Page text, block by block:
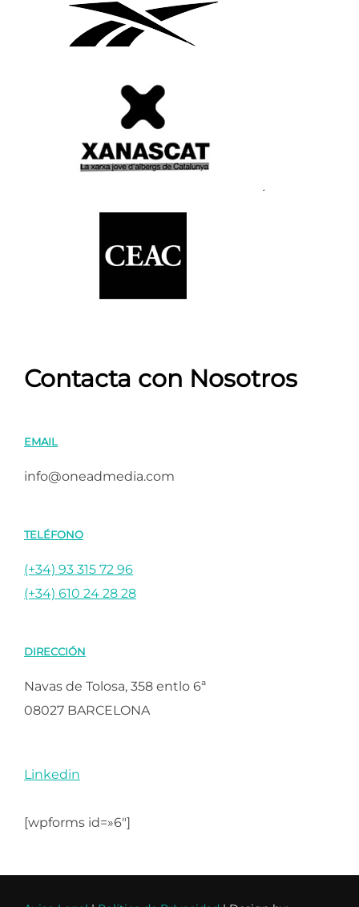
Contacta con Nosotros
EMAIL
info@oneadmedia.com
TELÉFONO
(+34) 93 315 72 96
(+34) 610 24 28 28
DIRECCIÓN
Navas de Tolosa, 358 entlo 6ª
08027 BARCELONA
Linkedin
[wpforms id=»6″]